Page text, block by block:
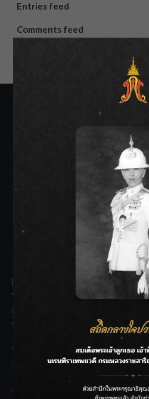
Entries feed
Comments feed
SIAMRATH
THE BEST
Recent Posts
กรมชลฯ รับฟังประชาชน ติดตามแก้
ระบายน้ำศรีสองรักฯ
‘แมน การิน’ แชร์ความเชื่อชวนคิด!
ลาโลกนี้ ให้ใส่บาตรสิ่งนั้นไว้ตอนยัง
ราชเลขานุการในพระองค์ฯ ติดตาม